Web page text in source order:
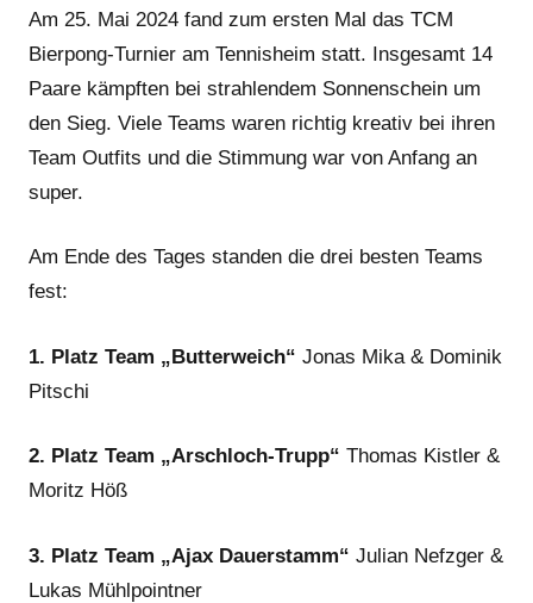
Am 25. Mai 2024 fand zum ersten Mal das TCM
Bierpong-Turnier am Tennisheim statt. Insgesamt 14
Paare kämpften bei strahlendem Sonnenschein um
den Sieg. Viele Teams waren richtig kreativ bei ihren
Team Outfits und die Stimmung war von Anfang an
super.
Am Ende des Tages standen die drei besten Teams
fest:
1. Platz Team „Butterweich“ Jonas Mika & Dominik
Pitschi
2. Platz Team „Arschloch-Trupp“ Thomas Kistler &
Moritz Höß
3. Platz Team „Ajax Dauerstamm“ Julian Nefzger &
Lukas Mühlpointner